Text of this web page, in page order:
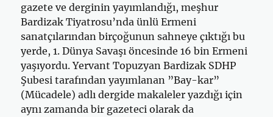
gazete ve derginin yayımlandığı, meşhur
Bardizak Tiyatrosu’nda ünlü Ermeni
sanatçılarından birçoğunun sahneye çıktığı bu
yerde, 1. Dünya Savaşı öncesinde 16 bin Ermeni
yaşıyordu. Yervant Topuzyan Bardizak SDHP
Şubesi tarafından yayımlanan ”Bay-kar”
(Mücadele) adlı dergide makaleler yazdığı için
aynı zamanda bir gazeteci olarak da